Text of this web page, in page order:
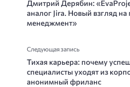
Дмитрий Дерябин:
аналог Jira. Новый взгляд
менеджмент»
Следующая запись
Тихая карьера: почему
специалисты уходят из
анонимный фриланс